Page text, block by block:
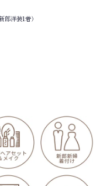
洋装1着）